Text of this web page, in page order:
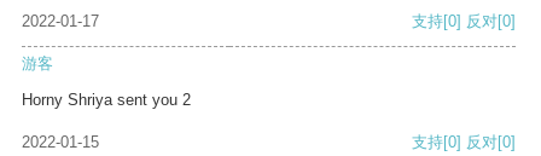
2022-01-17 支持[0] 反对[0]
游客
Horny Shriya sent you 2
2022-01-15 支持[0] 反对[0]